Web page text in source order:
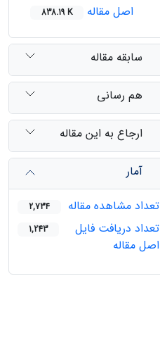
اصل مقاله 838.19 K
سابقه مقاله
هم رسانی
ارجاع به این مقاله
آمار
تعداد مشاهده مقاله
2,734
تعداد دریافت فایل
اصل مقاله
1,243